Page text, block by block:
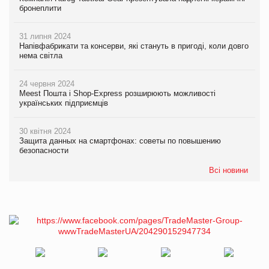
бронеплити
31 липня 2024
Напівфабрикати та консерви, які стануть в пригоді, коли довго
нема світла
24 червня 2024
Meest Пошта і Shop-Express розширюють можливості
українських підприємців
30 квітня 2024
Защита данных на смартфонах: советы по повышению
безопасности
Всі новини